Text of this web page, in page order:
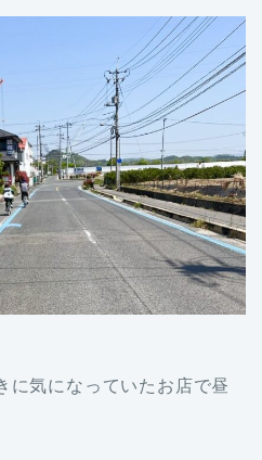
気になっていたお店で昼